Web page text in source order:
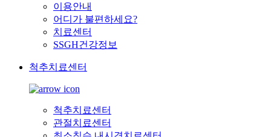
이용안내
어디가 불편하세요?
치료센터
SSGH건강정보
척추치료센터
척추치료센터
관절치료센터